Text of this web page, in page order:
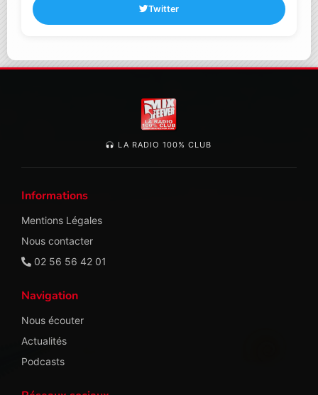
Twitter
LA RADIO 100% CLUB
Informations
Mentions Légales
Nous contacter
02 56 56 42 01
Navigation
Nous écouter
Actualités
Podcasts